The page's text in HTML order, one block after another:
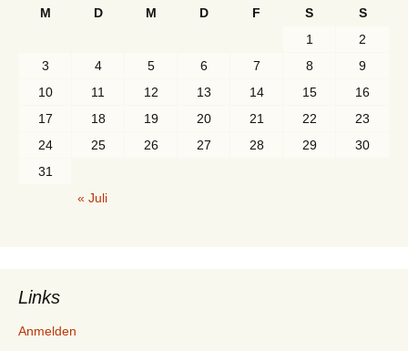
M
D M D F S
S
1
2
3
4 5 6 7 8
9
10
11 12 13 14 15
16
17
18 19 20 21 22
23
24
25 26 27 28 29
30
31
« Juli
Links
Anmelden